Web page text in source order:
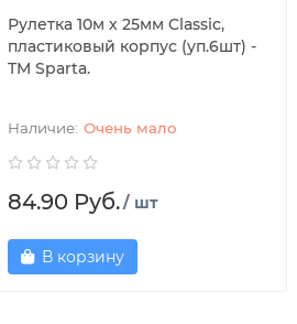
Рулетка 10м х 25мм Classic,
пластиковый корпус (уп.6шт) -
TM Sparta.
Очень мало
84.90 Руб./ шт
В корзину